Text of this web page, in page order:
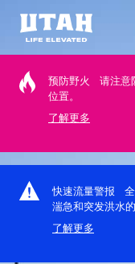
预防野火
请注意
位置。
了解更多
快速流量警报
湍急和突发洪水的
了解更多